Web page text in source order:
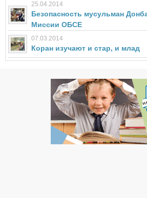
25.04.2014
Безопасность мусульман
Миссии ОБСЕ
07.03.2014
Коран изучают и стар, и млад